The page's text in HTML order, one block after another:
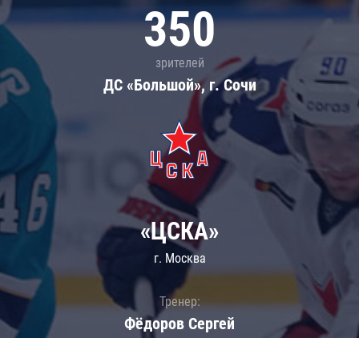
350
зрителей
ДС «Большой», г. Сочи
«ЦСКА»
г. Москва
Тренер:
Фёдоров Сергей